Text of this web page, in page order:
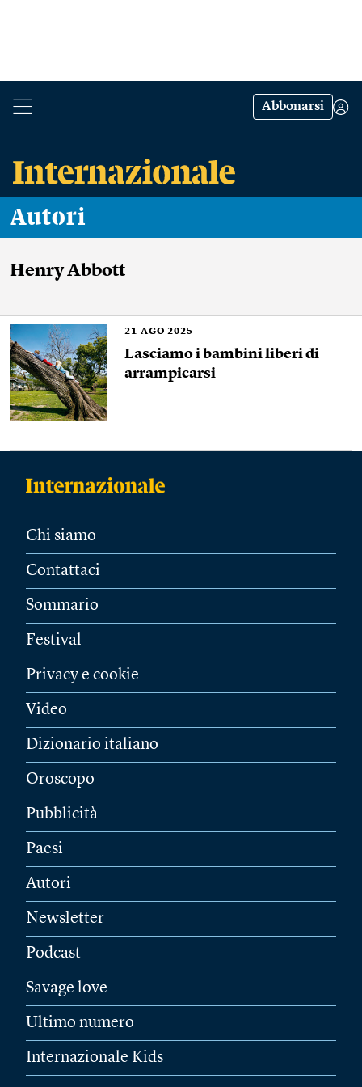
Abbonarsi
Autori
Henry Abbott
21 AGO 2025
Lasciamo i bambini liberi di
arrampicarsi
Chi siamo
Contattaci
Sommario
Festival
Privacy e cookie
Video
Dizionario italiano
Oroscopo
Pubblicità
Paesi
Autori
Newsletter
Podcast
Savage love
Ultimo numero
Internazionale Kids